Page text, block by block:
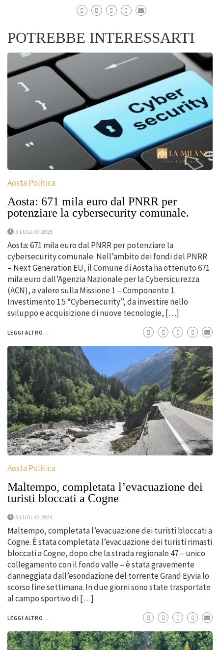
POTREBBE INTERESSARTI
Aosta Politica
Aosta: 671 mila euro dal PNRR per
potenziare la cybersecurity comunale.
3 LUGLIO 2025
Aosta: 671 mila euro dal PNRR per potenziare la
cybersecurity comunale. Nell’ambito dei fondi del PNRR
– Next Generation EU, il Comune di Aosta ha ottenuto 671
mila euro dall’Agenzia Nazionale per la Cybersicurezza
(ACN), a valere sulla Missione 1 – Componente 1
Investimento 1.5 “Cybersecurity”, da investire nello
sviluppo e acquisizione di nuove tecnologie, […]
LEGGI ALTRO...
Aosta Politica
Maltempo, completata l’evacuazione dei
turisti bloccati a Cogne
3 LUGLIO 2024
Maltempo, completata l’evacuazione dei turisti bloccati a
Cogne. È stata completata l’evacuazione dei turisti rimasti
bloccati a Cogne, dopo che la strada regionale 47 – unico
collegamento con il fondo valle – è stata gravemente
danneggiata dall’esondazione del torrente Grand Eyvia lo
scorso fine settimana. In due giorni sono state trasportate
al campo sportivo di […]
LEGGI ALTRO...